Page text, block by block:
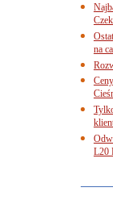
na
L20